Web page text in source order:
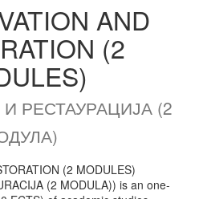
AND
(2
РЕСТАУРАЦИЈА (2
(2 MODULES)
(2 MODULA)) is an one-